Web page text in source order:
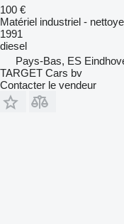
100 €
Matériel industriel -
1991
diesel
Pays-Bas, ES
TARGET Cars bv
Contacter le vendeur